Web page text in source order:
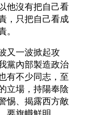
他沒有把自己看
，只把自己看成
。
又一波掀起攻
黨內部製造政治
有不少同志，至
立場，持陽奉陰
惕、揭露西方敵